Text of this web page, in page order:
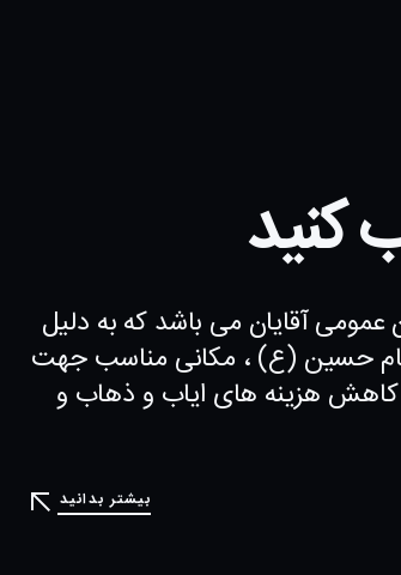
کنید
آقایان می باشد که به دلیل
حسین (ع) ، مکانی مناسب جهت
کاهش هزینه های ایاب و ذهاب و
بیشتر بدانید